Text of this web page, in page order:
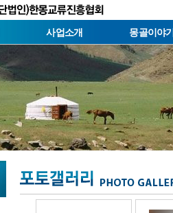
사업소개 몽골이야